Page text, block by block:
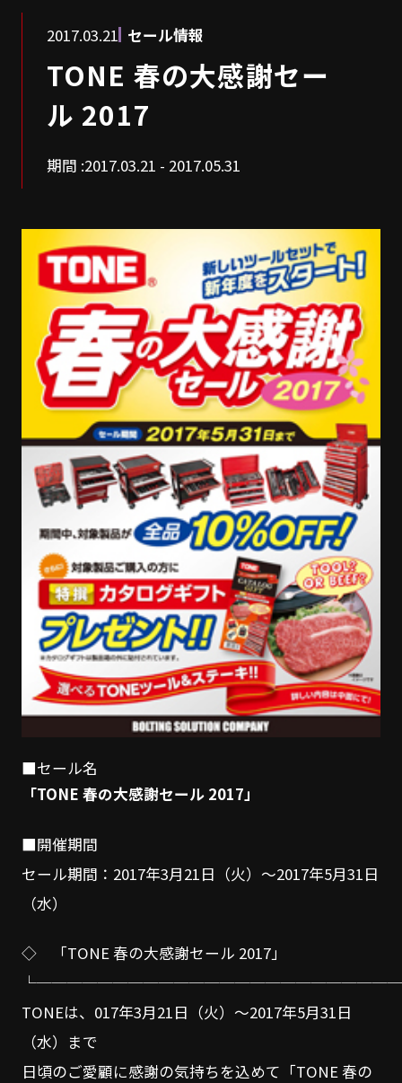
2017.03.21 セール情報
TONE 春の大感謝セー
ル 2017
期間 :2017.03.21 - 2017.05.31
■セール名
「TONE 春の大感謝セール 2017」
■開催期間
セール期間：2017年3月21日（火）～2017年5月31日
（水）
◇ 「TONE 春の大感謝セール 2017」
TONEは、017年3月21日（火）～2017年5月31日
（水）まで
日頃のご愛顧に感謝の気持ちを込めて「TONE 春の